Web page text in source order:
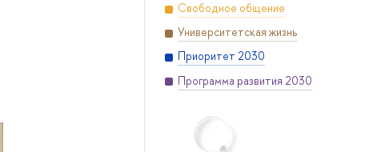
Свободное общение
Университетская жизнь
Приоритет 2030
Программа развития 2030